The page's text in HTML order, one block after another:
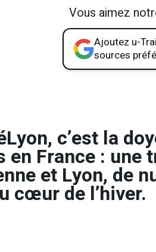
Vous aimez
Ajoutez u-
sources
c’est la
en France : une
et Lyon, de
cœur de l’hiver.